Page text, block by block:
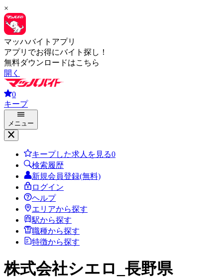
×
マッハバイトアプリ
アプリでお得にバイト探し！
無料ダウンロードはこちら
開く
0
キープ
メニュー
キープした求人を見る0
検索履歴
新規会員登録(無料)
ログイン
ヘルプ
エリアから探す
駅から探す
職種から探す
特徴から探す
株式会社シエロ_長野県